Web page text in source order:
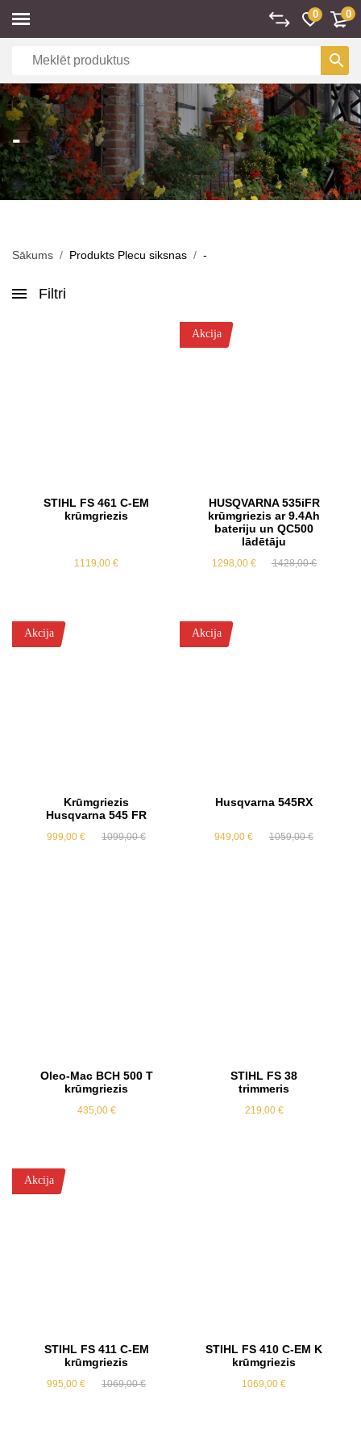
0 0
-
Sākums Produkts Plecu siksnas -
Filtri
STIHL FS 461 C-EM
krūmgriezis
1119,00 €
Akcija
HUSQVARNA 535iFR
krūmgriezis ar 9.4Ah
bateriju un QC500
lādētāju
1428,00€Original
1298,00 €
Current
Akcija
Krūmgriezis
Husqvarna 545 FR
1099,00€Original
999,00 €
Current
Akcija
Husqvarna 545RX
1059,00€Original
949,00 €
Current
Oleo-Mac BCH 500 T
krūmgriezis
435,00 €
STIHL FS 38
trimmeris
219,00 €
Akcija
STIHL FS 411 C-EM
krūmgriezis
1069,00€Original
995,00 €
Current
STIHL FS 410 C-EM K
krūmgriezis
1069,00 €